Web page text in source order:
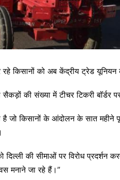
किसानों को अब केंद्रीय ट्रेड यूनियन
की संख्या में टीचर टिकरी बॉर्डर
जो किसानों के आंदोलन के सात महीने
दिल्ली की सीमाओं पर विरोध प्रदर्शन
मनाने जा रहे हैं।”